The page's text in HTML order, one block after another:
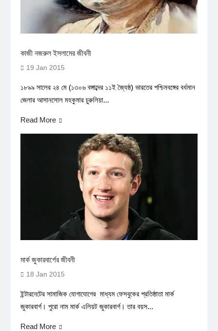
কাজী নজরুল ইসলামের জীবনী
19 Jan 2015
১৮৯৯ সালের ২৪ মে (১৩০৬ বঙ্গাব্দের ১১ই জ্যৈষ্ঠ) ভারতের পশ্চিমবঙ্গের বর্ধমান
জেলার আসানসোল মহকুমার চুরুলিয়া...
Read More
মার্ক জুকারবার্গের জীবনী
18 Jan 2015
ইন্টারনেটের সামাজিক যোগাযোগের মাধ্যম ফেসবুকের প্রতিষ্ঠাতা মার্ক
জুকারবার্গ। পুরো নাম মার্ক এলিয়ট জুকারবার্গ। তার বয়স...
Read More